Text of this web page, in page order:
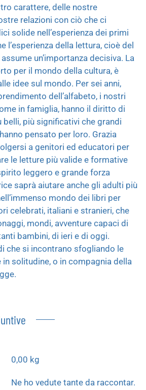
carattere, delle nostre
relazioni con ciò che ci
solide nell’esperienza dei primi
l’esperienza della lettura, cioè del
un’importanza decisiva. La
per il mondo della cultura, è
idee sul mondo. Per sei anni,
dell’alfabeto, i nostri
in famiglia, hanno il diritto di
belli, più significativi che grandi
pensato per loro. Grazia
a genitori ed educatori per
le letture più valide e formative
leggero e grande forza
saprà aiutare anche gli adulti più
mondo dei libri per
celebrati, italiani e stranieri, che
mondi, avventure capaci di
bambini, di ieri e di oggi.
che si incontrano sfogliando le
in solitudine, o in compagnia della
0,00 kg
Ne ho vedute tante da raccontar.